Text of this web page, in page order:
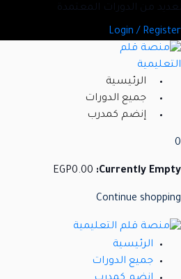
Skip
content
العديد من الدورات المعتمدة
Login / Register
الرئيسية
جميع الدورات
إنضم كمدرب
0
Currently Empty:
EGP0.00
Continue shopping
الرئيسية
جميع الدورات